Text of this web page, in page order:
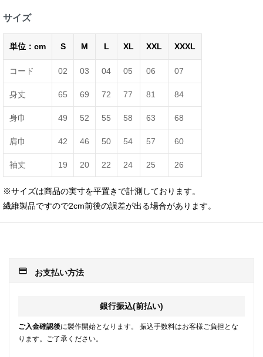
サイズ
単位：cm S M L XL XXL XXXL
コード 02 03 04 05 06 07
身丈 65 69 72 77 81 84
身巾 49 52 55 58 63 68
肩巾 42 46 50 54 57 60
袖丈 19 20 22 24 25 26
※サイズは商品の実寸を平置きで計測しております。
繊維製品ですので2cm前後の誤差が出る場合があります。
payment お支払い方法
銀行振込(前払い)
ご入金確認後に製作開始となります。 振込手数料はお客様ご負担とな
ります。ご了承ください。